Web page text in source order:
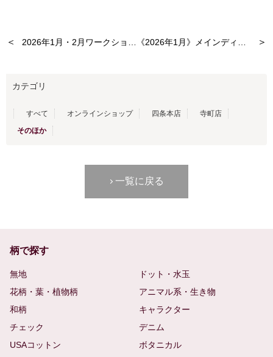
＜ ＞
カテゴリ
すべて オンラインショップ 四条本店
寺町店
そのほか
一覧に戻る
柄で探す
無地
ドット・水玉
花柄・葉・植物柄
アニマル系・生き物
和柄
キャラクター
チェック
デニム
USAコットン
ボタニカル